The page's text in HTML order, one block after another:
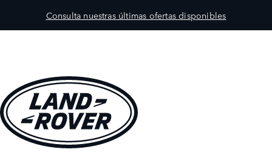
Consulta nuestras últimas ofertas disponibles